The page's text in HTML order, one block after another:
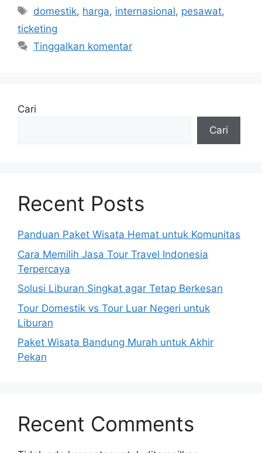
Tag
domestik, harga, internasional, pesawat,
ticketing
Tinggalkan komentar
Cari
Cari
Recent Posts
Panduan Paket Wisata Hemat untuk Komunitas
Cara Memilih Jasa Tour Travel Indonesia
Terpercaya
Solusi Liburan Singkat agar Tetap Berkesan
Tour Domestik vs Tour Luar Negeri untuk
Liburan
Paket Wisata Bandung Murah untuk Akhir
Pekan
Recent Comments